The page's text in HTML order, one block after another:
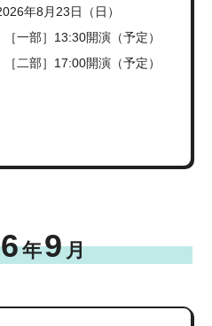
年8月23日（日）
13:30開演（予定）
17:00開演（予定）
年9月